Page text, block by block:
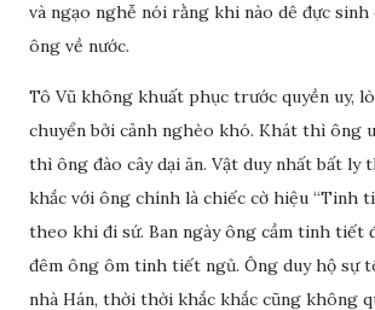
và ngạo nghễ nói rằng khi nào dê đực
ông về nước.
Tô Vũ không khuất phục trước quyền uy,
chuyển bởi cảnh nghèo khó. Khát thì ông
thì ông đào cây dại ăn. Vật duy nhất bất ly
khắc với ông chính là chiếc cờ hiệu “Tinh
theo khi đi sứ. Ban ngày ông cầm tinh tiết
đêm ông ôm tinh tiết ngủ. Ông duy hộ sự
nhà Hán, thời thời khắc khắc cũng không